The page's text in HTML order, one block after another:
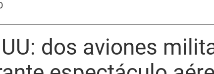
dos aviones